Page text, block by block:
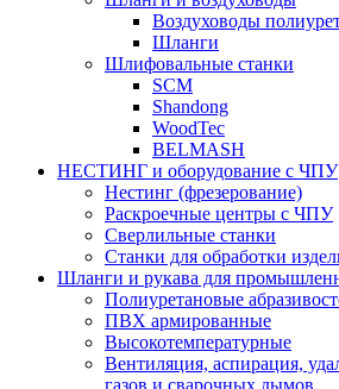
Воздуховоды
Шланги
Шлифовальные станки
SCM
Shandong
WoodTec
BELMASH
НЕСТИНГ и оборудование с ЧПУ
Нестинг (фрезерование)
Раскроечные центры с ЧПУ
Сверлильные станки
Станки для обработки
Шланги и рукава для
Полиуретановые
ПВХ армированные
Высокотемпературные
Вентиляция, аспирация,